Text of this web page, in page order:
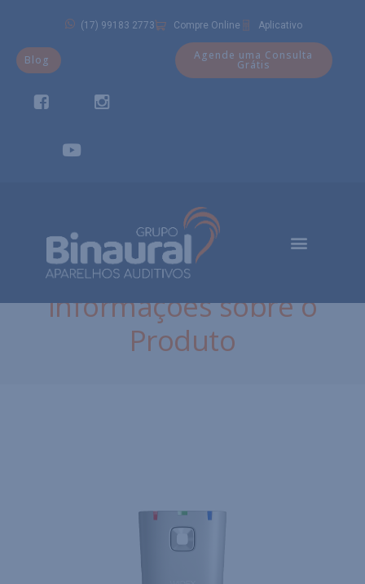
(17) 99183 2773 Compre Online Aplicativo
Blog Agende uma Consulta
Grátis
Informações sobre o
Produto​